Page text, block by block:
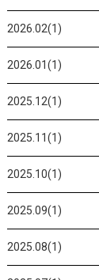
2026.02(1)
2026.01(1)
2025.12(1)
2025.11(1)
2025.10(1)
2025.09(1)
2025.08(1)